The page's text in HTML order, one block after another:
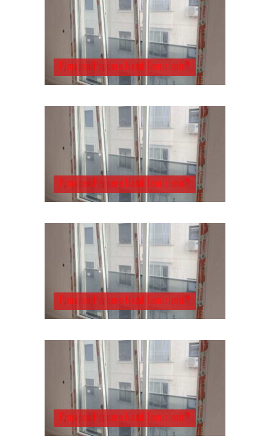
Pimapen Pencere Nasıl Temizlenir?
Pimapen Pencere Nasıl Temizlenir?
Pimapen Pencere Nasıl Temizlenir?
Pimapen Pencere Nasıl Temizlenir?